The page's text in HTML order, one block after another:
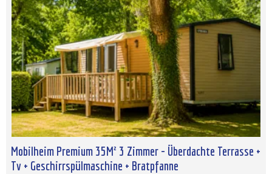
Mobilheim Premium 35M² 3 Zimmer - Überdachte Terrasse +
Tv + Geschirrspülmaschine + Bratpfanne